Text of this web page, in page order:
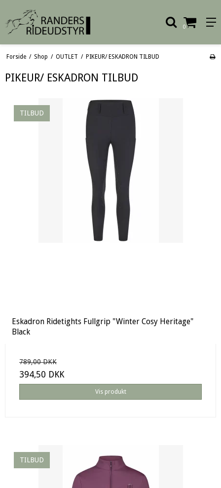
0
Forside / Shop / OUTLET / PIKEUR/ ESKADRON TILBUD
PIKEUR/ ESKADRON TILBUD
TILBUD
Eskadron Ridetights Fullgrip "Winter Cosy Heritage"
Black
789,00 DKK
394,50 DKK
Vis produkt
TILBUD